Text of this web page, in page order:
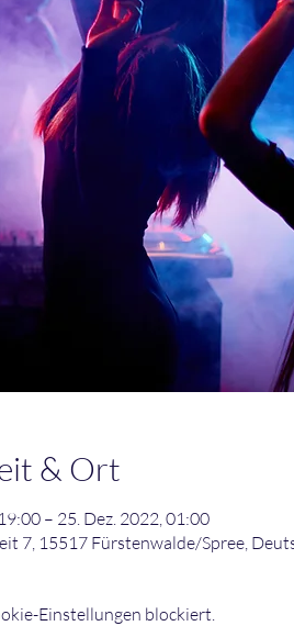
& Ort
– 25. Dez. 2022, 01:00
7, 15517 Fürstenwalde/Spree,
Einstellungen blockiert.